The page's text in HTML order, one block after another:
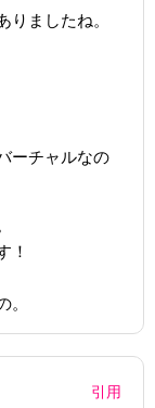
りましたね。
ーチャルなの
！
。
引用